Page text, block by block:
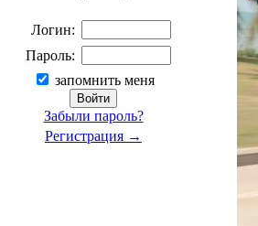
Логин:
Пароль:
запомнить меня
Забыли пароль?
Регистрация →